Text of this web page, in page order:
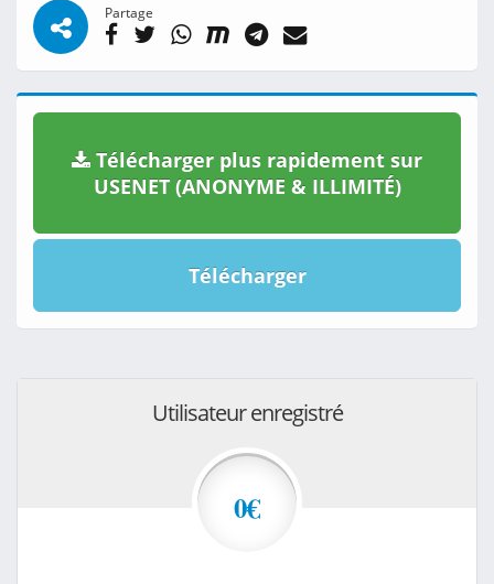
Partage
Télécharger plus rapidement sur
USENET (ANONYME & ILLIMITÉ)
Télécharger
Utilisateur enregistré
0€